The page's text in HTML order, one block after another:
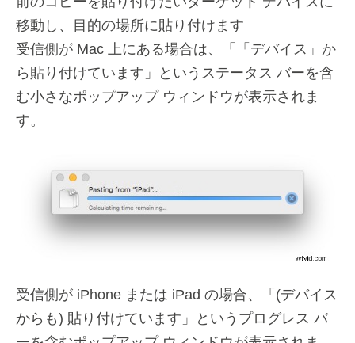
移動し、目的の場所に貼り付けます
受信側が Mac 上にある場合は、「「デバイス」か
ら貼り付けています」というステータス バーを含
む小さなポップアップ ウィンドウが表示されま
す。
受信側が iPhone または iPad の場合、「(デバイス
からも) 貼り付けています」というプログレス バ